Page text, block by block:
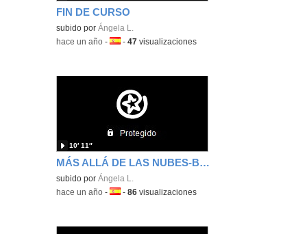
FIN DE CURSO
subido porÁngela L.
-hace un año -Idioma:
-47 visualizaciones
MÁS ALLÁ DE LAS NUBES-BEYOND THE CLOUDS
subido porÁngela L.
10′ 11″
-hace un año -Idioma:
-86 visualizaciones